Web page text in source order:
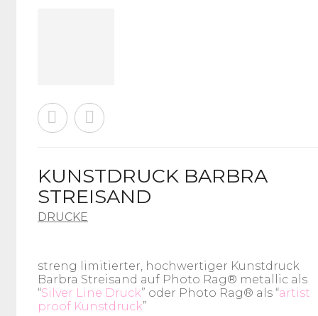
KUNSTDRUCK BARBRA
STREISAND
DRUCKE
streng limitierter, hochwertiger Kunstdruck
Barbra Streisand auf Photo Rag® metallic als
“Silver Line Druck” oder Photo Rag® als “artist
proof Kunstdruck”